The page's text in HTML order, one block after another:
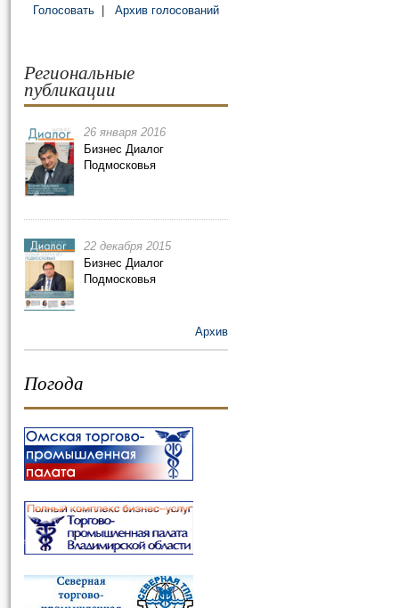
Голосовать
Архив голосований
Региональные
публикации
26 января 2016
Бизнес Диалог
Подмосковья
22 декабря 2015
Бизнес Диалог
Подмосковья
Архив
Погода